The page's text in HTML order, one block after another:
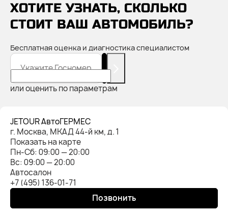
ХОТИТЕ УЗНАТЬ, СКОЛЬКО
СТОИТ ВАШ АВТОМОБИЛЬ?
Бесплатная оценка и диагностика специалистом
Укажите Госномер
или оценить по параметрам
JETOUR АвтоГЕРМЕС
г. Москва, МКАД 44-й км, д. 1
Показать на карте
Пн-Cб: 09:00 — 20:00
Вс: 09:00 — 20:00
Автосалон
+7 (495) 136-01-71
Позвонить